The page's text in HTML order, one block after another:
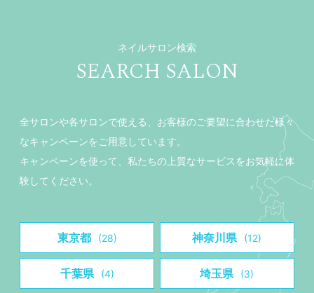
ネイルサロン検索
SEARCH SALON
全サロンや各サロンで使える、お客様のご要望に合わせた様々
なキャンペーンをご用意しています。
キャンペーンを使って、私たちの上質なサービスをお気軽に体
験してください。
東京都 (28) 神奈川県 (12)
千葉県 (4) 埼玉県 (3)